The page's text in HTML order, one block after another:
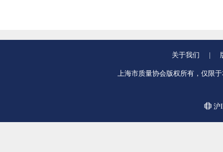
关于我们
上海市质量协会版权所有，仅限
沪